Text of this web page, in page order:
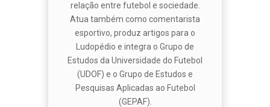
relação entre futebol e sociedade.
Atua também como comentarista
esportivo, produz artigos para o
Ludopédio e integra o Grupo de
Estudos da Universidade do Futebol
(UDOF) e o Grupo de Estudos e
Pesquisas Aplicadas ao Futebol
(GEPAF).